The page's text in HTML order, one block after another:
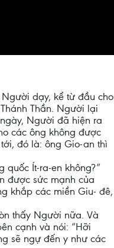
dạy, kể từ đầu cho
Thần. Người lại
Người đã hiện ra
các ông không được
đó là: ông Gio-an thì
Ít-ra-en không?”
được sức mạnh của
khắp các miền Giu- đê,
thấy Người nữa. Và
cạnh và nói: “Hỡi
sẽ ngự đến y như các